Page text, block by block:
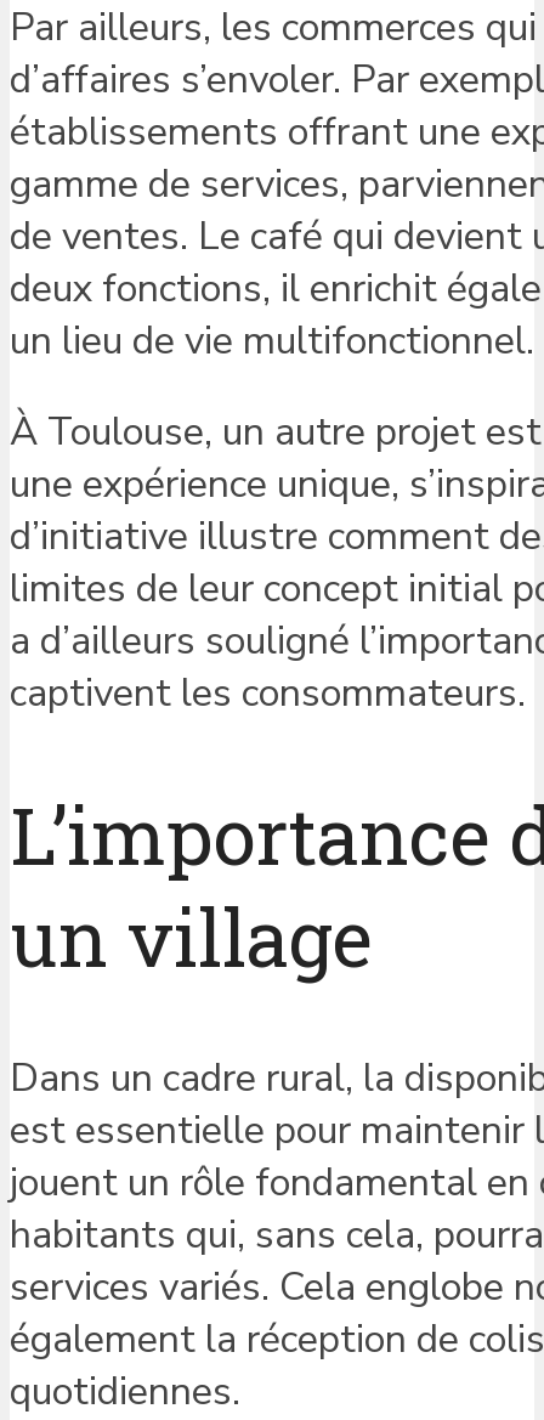
Par ailleurs, les commerces
d’affaires s’envoler. Par
établissements offrant une
gamme de services,
de ventes. Le café qui
deux fonctions, il enrichit
un lieu de vie multifonctionnel.
À Toulouse, un autre projet
une expérience unique,
d’initiative illustre comment
limites de leur concept initial
a d’ailleurs souligné
captivent les consommateurs.
L’importance
un village
Dans un cadre rural, la
est essentielle pour maintenir
jouent un rôle fondamental
habitants qui, sans cela,
services variés. Cela englobe
également la réception de
quotidiennes.